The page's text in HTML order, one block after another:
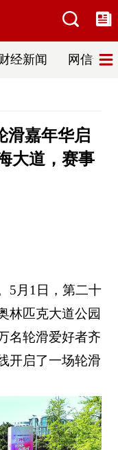
经新闻 网信普法
滑嘉年华启
大道，赛事
5月1日，第二十
林匹克大道公园
名轮滑爱好者齐
开启了一场轮滑